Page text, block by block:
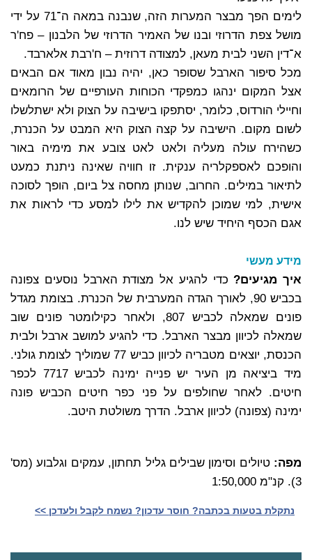
לימים הפך מבצר המערות הזה, שנבנה במאה ה־71 על ידי
מושל צפת הדרוזי ובנו של האמיר הדרוזי של הלבנון – פח'ר
א־דין השני לבית מעאן, למצודה דרוזית – ח'רבת אלארבד.
מכל סיפור הארבל שסופר כאן, יהיה נבון מאוד אם הבאים
אצל המקום ינהגו כמפקדי הכוחות העורפיים של הרומאים
וחיילי הורדוס, כלומר, יסתפקו בישיבה על הצוק ולא ישתלשלו
לשום מקום. הישיבה על קצה הצוק היא המבט על הכנרת,
כשהירח עולה מעליה ולאט לאט צובע את מימיה באור
והופכם לאספקלריה ענקית. זו חוויה שאינה ניתנת כמעט
לתיאור במילים. החרוב, שנותן מחסה צל ביום, הופך לסוכה
אישית, למי שמוכן להקדיש את לילו למסע כדי לראות את
אגם הכסף היחיד שיש לנו.
מידע מעשי
איך מגיעים? כדי להגיע אל מצודת הארבל נוסעים צפונה
בכביש 90, לאורך הגדה המערבית של הכנרת. בצומת מגדל
פונים שמאלה לכביש 807, ולאחר כקילומטר פונים שוב
שמאלה לכיוון מבצר הארבל. כדי להגיע למושב ארבל ולבית
הכנסת, יוצאים מטבריה לכיוון כביש 77 שמוליך לצומת גולני.
מיד ביציאה מן העיר יש פנייה ימינה לכביש 7717 לכפר
חיטים. לאחר שחולפים על פני כפר חיטים הכביש פונה
ימינה (צפונה) לכיוון ארבל. הדרך משולטת היטב.
מפה:טיולים וסימון שבילים גליל תחתון, עמקים וגלבוע (מס'
3). קנ"מ 1:50,000
נתקלת בטעות בכתבה? חוסר עדכון? נשמח לקבל ולעדכן >>‎